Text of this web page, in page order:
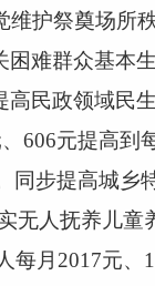
维护祭奠场所
困难群众基本
高民政领域民
606元提高到
同步提高城乡
无人抚养儿
每月 2017元、